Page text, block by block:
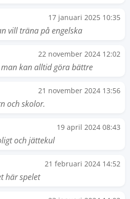
17 januari 2025 10:35
vill träna på engelska
22 november 2024 12:02
kan alltid göra bättre
21 november 2024 13:56
och skolor.
19 april 2024 08:43
och jättekul
21 februari 2024 14:52
här spelet